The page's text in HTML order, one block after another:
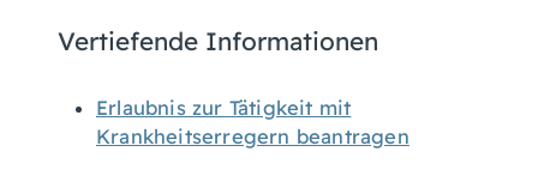
Vertiefende Informationen
Erlaubnis zur Tätigkeit mit
Krankheitserregern beantragen